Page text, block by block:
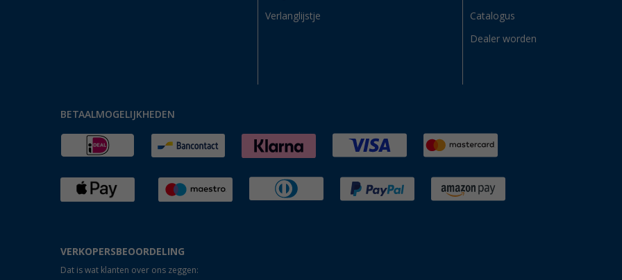
Verlanglijstje Catalogus
Dealer worden
BETAALMOGELIJKHEDEN
VERKOPERSBEOORDELING
Dat is wat klanten over ons zeggen: